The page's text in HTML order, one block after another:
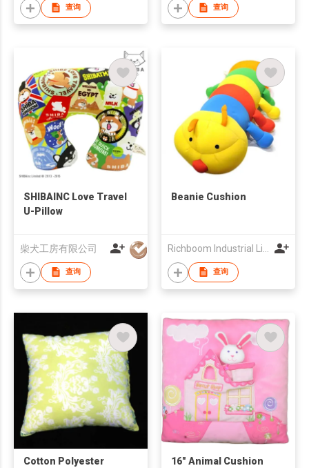
查询 查询
SHIBAINC Love Travel
U-Pillow
柴犬工房有限公司
查询
Beanie Cushion
查询
Cotton Polyester
16" Animal Cushion